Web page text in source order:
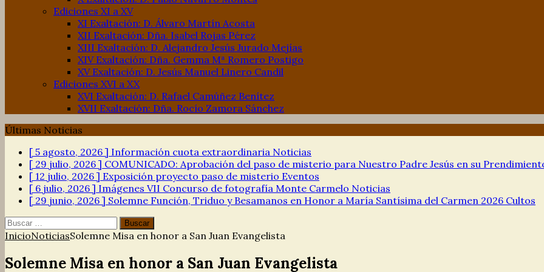
Ediciones XI a XV
XI Exaltación: D. Álvaro Martín Acosta
XII Exaltación: Dña. Isabel Rojas Pérez
XIII Exaltación: D. Alejandro Jesús Jurado Mejías
XIV Exaltación: Dña. Gemma Mª Romero Postigo
XV Exaltación: D. Jesús Manuel Linero Candil
Ediciones XVI a XX
XVI Exaltación: D. Rafael Camúñez Benítez
XVII Exaltación: Dña. Rocío Zamora Sánchez
Últimas Noticias
[ 5 agosto, 2026 ] Información cuota extraordinaria Noticias
[ 29 julio, 2026 ] COMUNICADO: Aprobación del paso de misterio para Nuestro Padre Jesús en su
[ 12 julio, 2026 ] Exposición proyecto paso de misterio Eventos
[ 6 julio, 2026 ] Imágenes VII Concurso de fotografía Monte Carmelo Noticias
[ 29 junio, 2026 ] Solemne Función, Triduo y Besamanos en Honor a María Santísima del Carmen 2026 Cultos
Buscar:
InicioNoticiasSolemne Misa en honor a San Juan Evangelista
Solemne Misa en honor a San Juan Evangelista